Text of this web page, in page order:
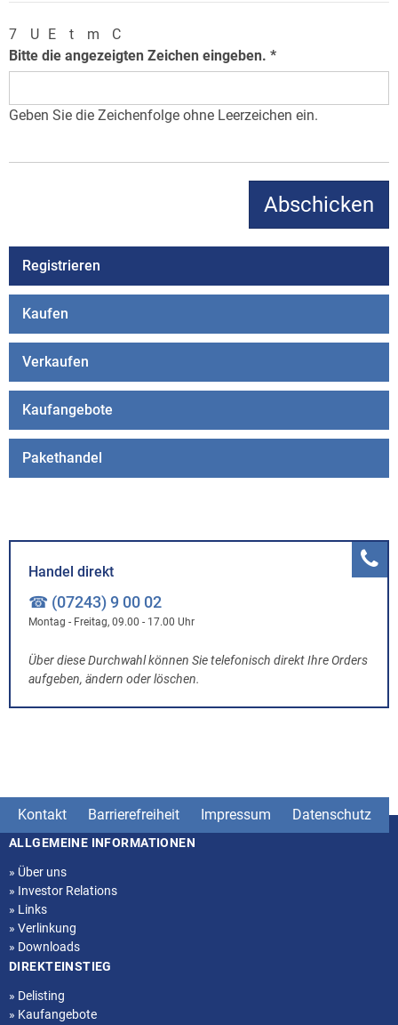
U
7 C
t m
E
Bitte die angezeigten Zeichen eingeben.
Geben Sie die Zeichenfolge ohne Leerzeichen ein.
Registrieren
Kaufen
Verkaufen
Kaufangebote
Pakethandel
Handel direkt
☎ (07243) 9 00 02
Montag - Freitag, 09.00 - 17.00 Uhr
Über diese Durchwahl können Sie telefonisch direkt Ihre Orders
aufgeben, ändern oder löschen.
Kontakt Barrierefreiheit Impressum Datenschutz
Seitenstruktur
ALLGEMEINE INFORMATIONEN
» Über uns
» Investor Relations
» Links
» Verlinkung
» Downloads
DIREKTEINSTIEG
» Delisting
» Kaufangebote